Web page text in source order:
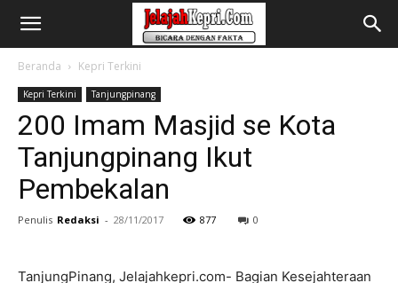
Beranda Kepri Terkini
Kepri Terkini Tanjungpinang
200 Imam Masjid se Kota
Tanjungpinang Ikut
Pembekalan
Penulis Redaksi - 28/11/2017 877 0
TanjungPinang, Jelajahkepri.com- Bagian Kesejahteraan